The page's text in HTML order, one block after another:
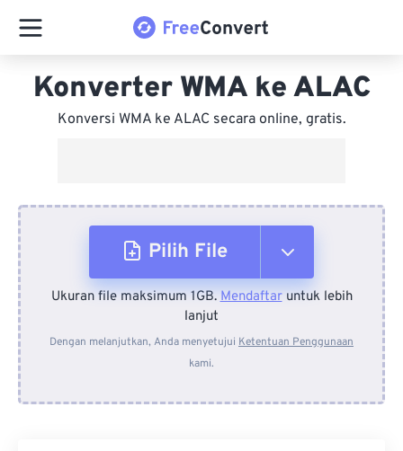
Konverter WMA ke ALAC
Konversi WMA ke ALAC secara online, gratis.
Pilih File
Dari Perangkat
Dari Dropbox
Ukuran file maksimum 1GB.Mendaftaruntuk lebih
lanjut
Dengan melanjutkan, Anda menyetujui Ketentuan Penggunaan
kami.